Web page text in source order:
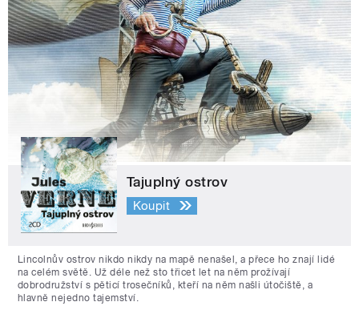
Tajuplný ostrov
Koupit
Lincolnův ostrov nikdo nikdy na mapě nenašel, a přece ho znají lidé
na celém světě. Už déle než sto třicet let na něm prožívají
dobrodružství s pěticí trosečníků, kteří na něm našli útočiště, a
hlavně nejedno tajemství.